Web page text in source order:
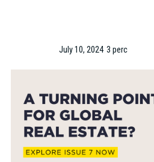
July 10, 2024•3 perc